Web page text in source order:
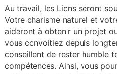
Au travail, les Lions seront
Votre charisme naturel et
aideront à obtenir un projet
vous convoitiez depuis
conseillent de rester humble
compétences. Ainsi, vous